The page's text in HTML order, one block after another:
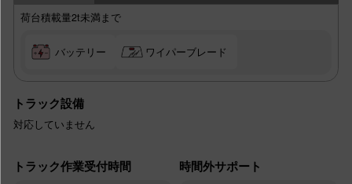
荷台積載量2t未満まで
バッテリー ワイパーブレード
トラック設備
対応していません
トラック作業受付時間 時間外サポート